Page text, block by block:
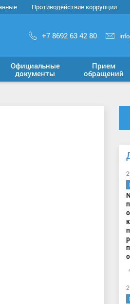
Противодействие коррупции
+7 8692 63 42 80
Официальные
документы
Прием
обращений